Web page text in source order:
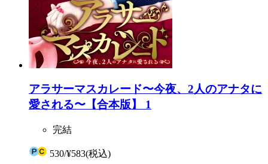
アラサーマスカレード〜今夜、2人のアナタに
愛される〜【合本版】 1
完結
530/¥583(税込)